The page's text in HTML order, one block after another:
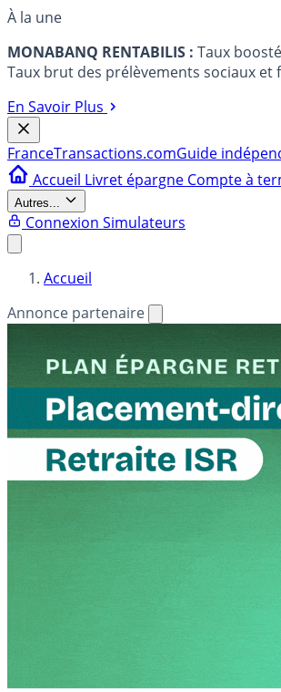
À la une
MONABANQ RENTABILIS : Taux
Taux brut des prélèvements sociaux
En Savoir Plus
FranceTransactions.comGuide
Accueil Livret épargne Compte à
Autres...
Connexion Simulateurs
Accueil
Annonce partenaire